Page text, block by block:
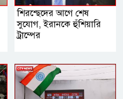
শিরশ্ছেদের আগে শেষ
সুযোগ, ইরানকে হুঁশিয়ারি
ট্রাম্পের